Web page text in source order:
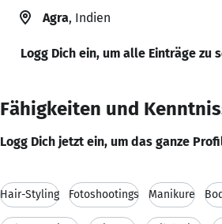
Agra, Indien
Logg Dich ein, um alle Einträge zu
Fähigkeiten und
Logg Dich jetzt ein, um das ganze
Hair-Styling Fotoshootings Manikure